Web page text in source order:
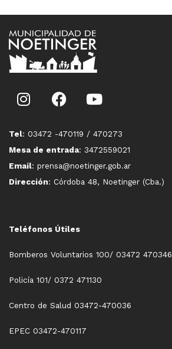
Tel: 03472 -470119 / 470273
Mesa de entrada: 3472559021
Email: prensa@noetinger.gob.ar
Dirección: Córdoba 48, Noetinger (Cba.)
Teléfonos Útiles
Bomberos Voluntarios 100/ 03472 470346
Policía 101/ 0372 471130
Centro de Salud 03472-470036
EPEC 03472-470117